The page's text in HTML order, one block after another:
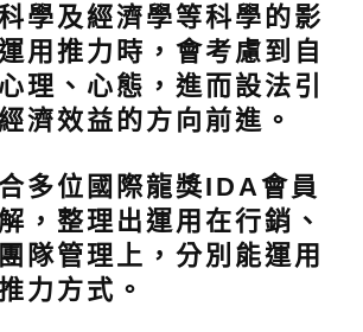
學及經濟學等科學的影
用推力時，會考慮到自
理、心態，進而設法引
濟效益的方向前進。
位國際龍獎IDA會員
，整理出運用在行銷、
隊管理上，分別能運用
力方式。